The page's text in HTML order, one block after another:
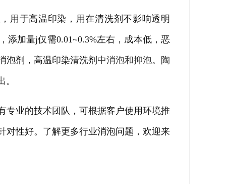
用于高温印染，用在清洗剂不影响透明
添加量j仅需0.01~0.3%左右，成本低，恶
泡剂，高温印染清洗剂 中消泡和抑泡。 陶
专业的技术团队，可根据客户使用环境推
性好。 了解更多行业消泡问题，欢迎来